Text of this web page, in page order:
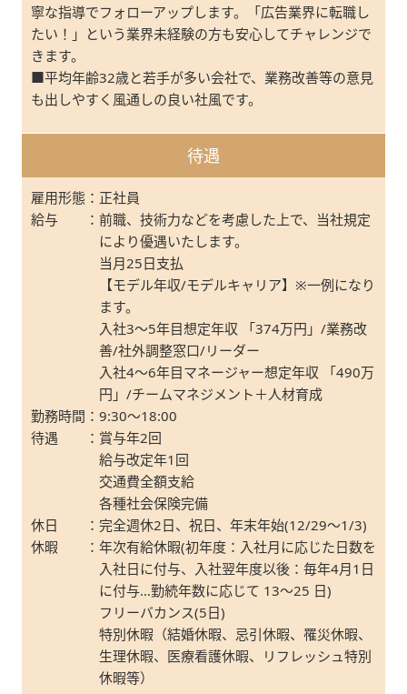
寧な指導でフォローアップします。「広告業界に転職し
たい！」という業界未経験の方も安心してチャレンジで
きます。
■平均年齢32歳と若手が多い会社で、業務改善等の意見
も出しやすく風通しの良い社風です。
待遇
雇用形態 ： 正社員
給与
： 前職、技術力などを考慮した上で、当社規定
により優遇いたします。
当月25日支払
【モデル年収/モデルキャリア】※一例になり
ます。
入社3～5年目想定年収 「374万円」/業務改
善/社外調整窓口/リーダー
入社4～6年目マネージャー想定年収 「490万
円」/チームマネジメント＋人材育成
勤務時間 ： 9:30～18:00
待遇
： 賞与年2回
給与改定年1回
交通費全額支給
各種社会保険完備
休日
： 完全週休2日、祝日、年末年始(12/29～1/3)
休暇
： 年次有給休暇(初年度：入社月に応じた日数を
入社日に付与、入社翌年度以後：毎年4月1日
に付与…勤続年数に応じて 13～25 日)
フリーバカンス(5日)
特別休暇（結婚休暇、忌引休暇、罹災休暇、
生理休暇、医療看護休暇、リフレッシュ特別
休暇等）